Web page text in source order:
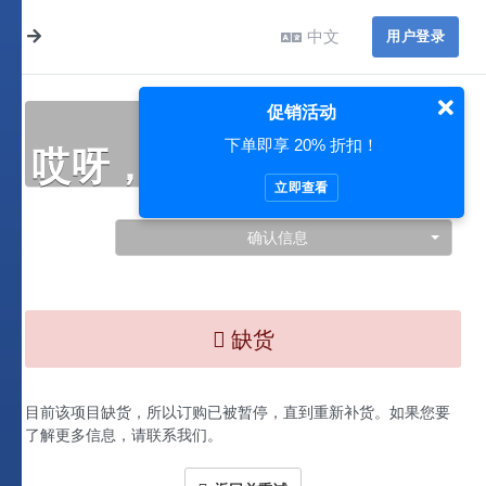
中文 用户登录
哎呀，此处出现了问题…
确认信息
缺货
目前该项目缺货，所以订购已被暂停，直到重新补货。如果您要
了解更多信息，请联系我们。
促销活动
下单即享 20% 折扣！
立即查看